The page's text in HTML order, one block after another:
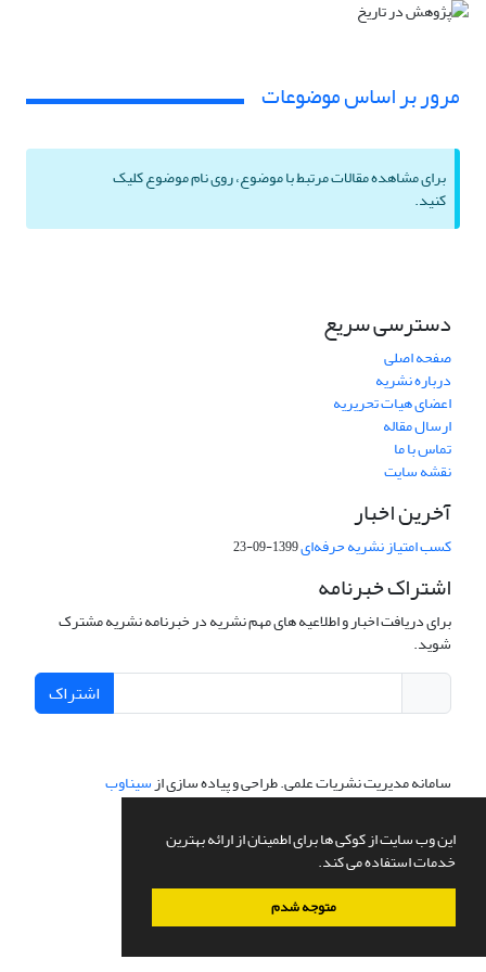
این وب سایت از کوکی ها برای اطمینان از ارائه بهترین
خدمات استفاده می کند.
متوجه شدم
مرور بر اساس موضوعات
برای مشاهده مقالات مرتبط با موضوع، روی نام موضوع کلیک
کنید.
دسترسی سریع
صفحه اصلی
درباره نشریه
اعضای هیات تحریریه
ارسال مقاله
تماس با ما
نقشه سایت
آخرین اخبار
کسب امتیاز نشریه حرفه‌ای1399-09-23
اشتراک خبرنامه
برای دریافت اخبار و اطلاعیه های مهم نشریه در خبرنامه نشریه مشترک
شوید.
اشتراک
سامانه مدیریت نشریات علمی.طراحی و پیاده سازی ازسیناوب